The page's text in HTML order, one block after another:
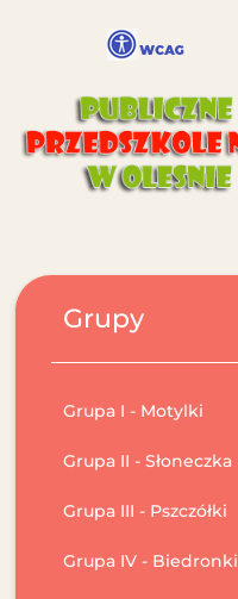
Grupy
Grupa I - Motylki
Grupa II - Słoneczka
Grupa III - Pszczółki
Grupa IV - Biedronki